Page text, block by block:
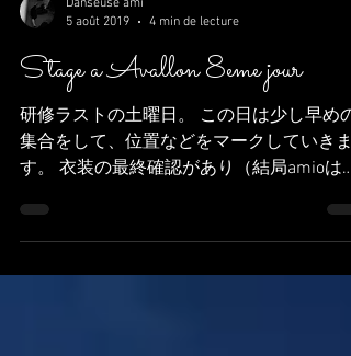
Danseuse ami
5 août 2019
4 min de lecture
Stage a Avallon 8eme jour
研修ラストの土曜日。 この日は少し早めの
集合をして、位置などをマークしていきま